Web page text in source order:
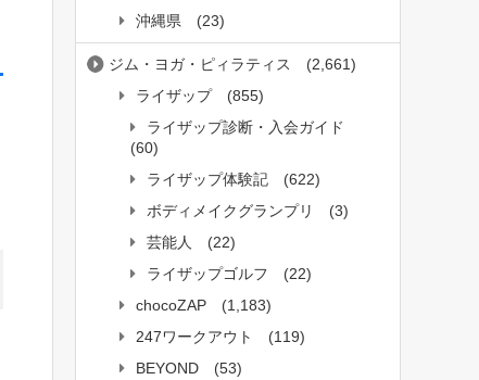
沖縄県
(23)
ジム・ヨガ・ピィラティス
(2,661)
ライザップ
(855)
ライザップ診断・入会ガイド
(60)
ライザップ体験記
(622)
ボディメイクグランプリ
(3)
芸能人
(22)
ライザップゴルフ
(22)
chocoZAP
(1,183)
247ワークアウト
(119)
BEYOND
(53)